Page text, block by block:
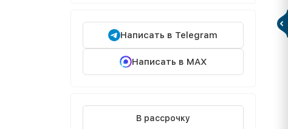
Написать в Telegram
Написать в MAX
В рассрочку